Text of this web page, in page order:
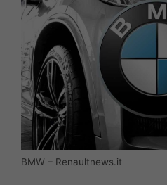
BMW – Renaultnews.it